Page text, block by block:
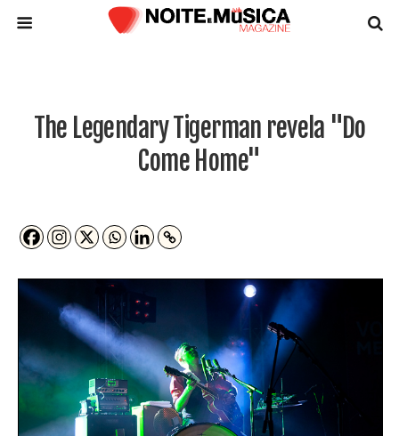
The Legendary Tigerman revela "Do
Come Home"